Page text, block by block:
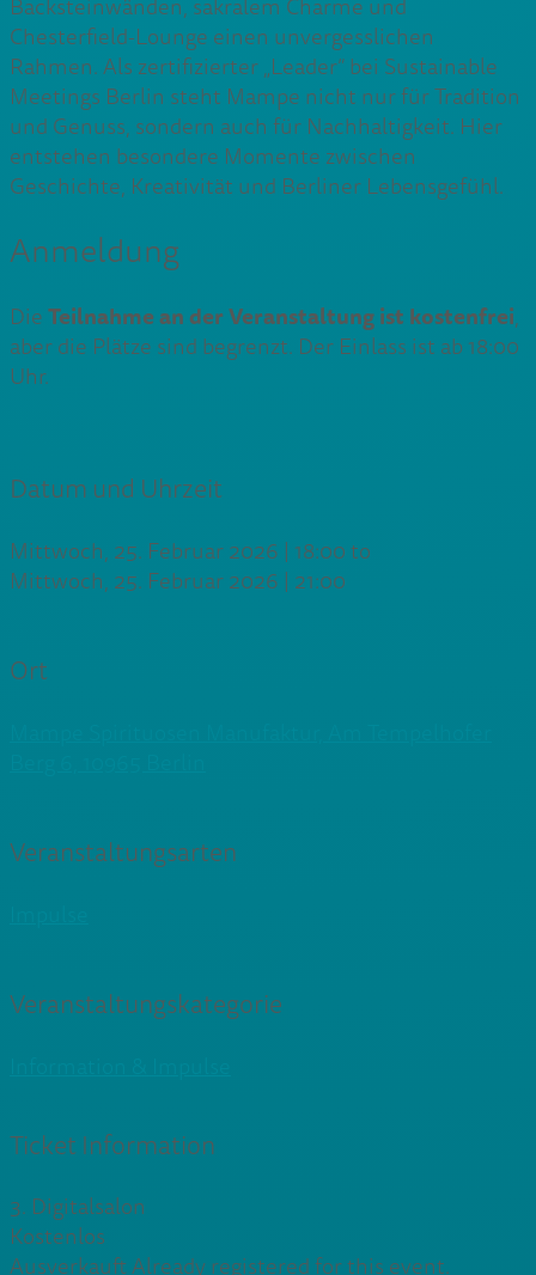
Backsteinwänden, sakralem Charme und
Chesterfield-Lounge einen unvergesslichen
Rahmen. Als zertifizierter „Leader” bei Sustainable
Meetings Berlin steht Mampe nicht nur für Tradition
und Genuss, sondern auch für Nachhaltigkeit. Hier
entstehen besondere Momente zwischen
Geschichte, Kreativität und Berliner Lebensgefühl.
Anmeldung
Die Teilnahme an der Veranstaltung ist kostenfrei,
aber die Plätze sind begrenzt. Der Einlass ist ab 18:00
Uhr.
Datum und Uhrzeit
Mittwoch, 25. Februar 2026 | 18:00 to
Mittwoch, 25. Februar 2026 | 21:00
Ort
Veranstaltungsarten
Veranstaltungskategorie
Ticket Information
3. Digitalsalon
Kostenlos
Ausverkauft Already registered for this event.